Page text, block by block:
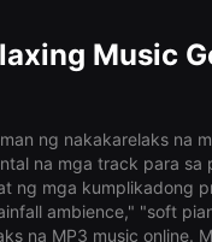
Music
ng nakakarelaks na
na mga track para
ng mga kumplikadong
ambience," "soft
na MP3 music online.